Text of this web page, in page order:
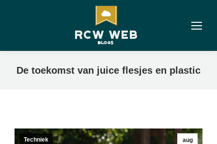
De toekomst van juice flesjes en plastic
aug
Techniek